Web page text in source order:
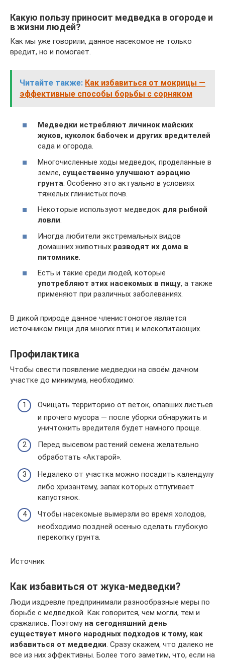
Какую пользу приносит медведка в огороде и
в жизни людей?
Как мы уже говорили, данное насекомое не только
вредит, но и помогает.
Читайте также: Как избавиться от мокрицы —
эффективные способы борьбы с сорняком
Медведки истребляют личинок майских
жуков, куколок бабочек и других вредителей
сада и огорода.
Многочисленные ходы медведок, проделанные в
земле, существенно улучшают аэрацию
грунта . Особенно это актуально в условиях
тяжелых глинистых почв.
Некоторые используют медведок для рыбной
ловли.
Иногда любители экстремальных видов
домашних животных разводят их дома в
питомнике
Есть и такие среди людей, которые
употребляют этих насекомых в пищу, а также
применяют при различных заболеваниях.
В дикой природе данное членистоногое является
источником пищи для многих птиц и млекопитающих.
Профилактика
Чтобы свести появление медведки на своём дачном
участке до минимума, необходимо:
Очищать территорию от веток, опавших листьев
и прочего мусора — после уборки обнаружить и
уничтожить вредителя будет намного проще.
Перед высевом растений семена желательно
обработать «Актарой».
Недалеко от участка можно посадить календулу
либо хризантему, запах которых отпугивает
капустянок.
Чтобы насекомые вымерзли во время холодов,
необходимо поздней осенью сделать глубокую
перекопку грунта.
Источник
Как избавиться от жука-медведки?
Люди издревле предпринимали разнообразные меры по
борьбе с медведкой. Как говорится, чем могли, тем и
сражались. Поэтому на сегодняшний день
существует много народных подходов к тому, как
избавиться от медведки. Сразу скажем, что далеко не
все из них эффективны. Более того заметим, что, если на